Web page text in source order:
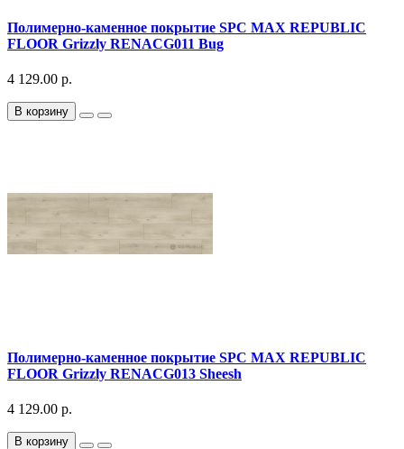
Полимерно-каменное покрытие SPC MAX REPUBLIC
FLOOR Grizzly RENACG011 Bug
4 129.00 р.
В корзину
Полимерно-каменное покрытие SPC MAX REPUBLIC
FLOOR Grizzly RENACG013 Sheesh
4 129.00 р.
В корзину